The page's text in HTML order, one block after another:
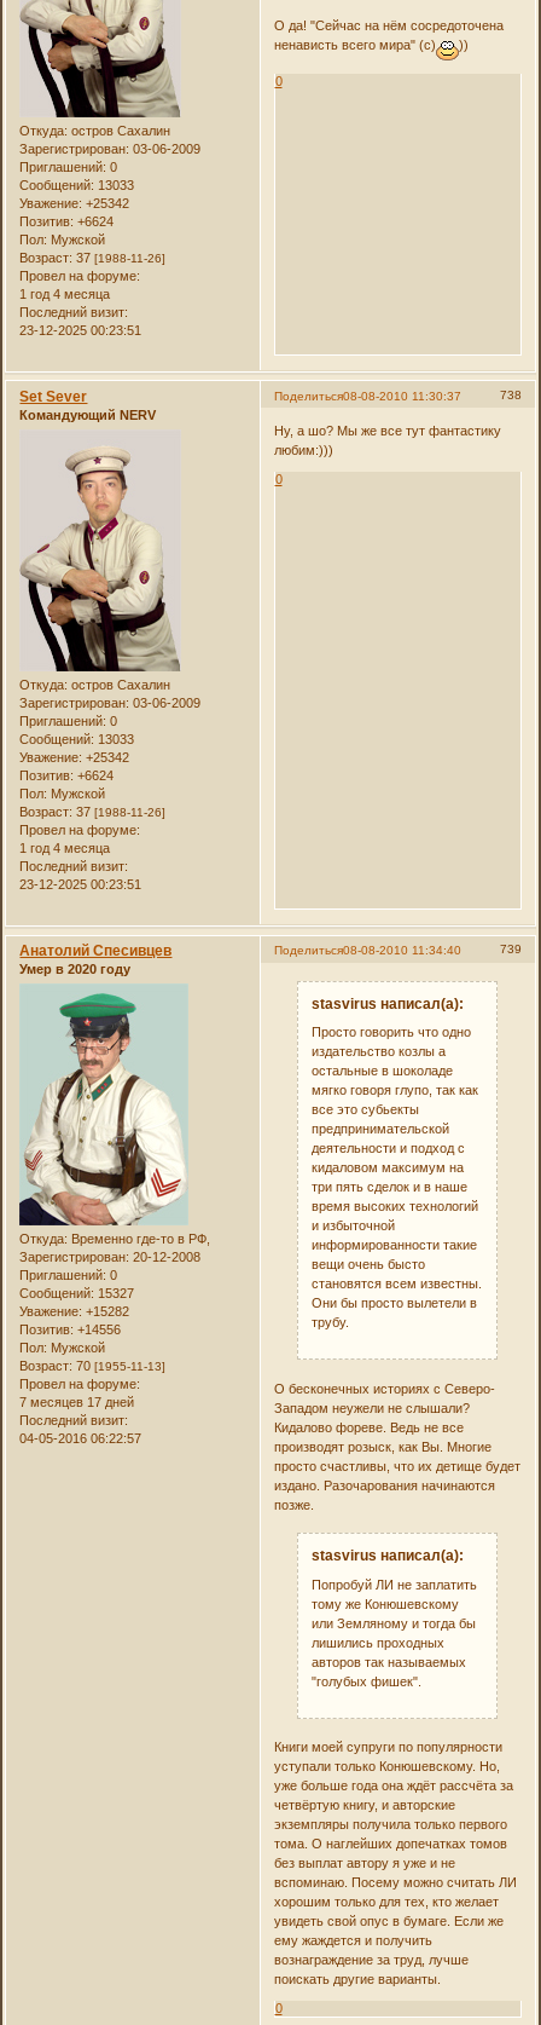
Откуда: остров Сахалин
Зарегистрирован: 03-06-2009
Приглашений: 0
Сообщений: 13033
Уважение: +25342
Позитив: +6624
Пол: Мужской
Возраст: 37[1988-11-26]
Провел на форуме:
1 год 4 месяца
Последний визит:
23-12-2025 00:23:51
О да! "Сейчас на нём сосредоточена
ненависть всего мира" (с)
))
0
Поделиться 738
08-08-2010 11:30:37
Set Sever
Командующий NERV
Откуда: остров Сахалин
Зарегистрирован: 03-06-2009
Приглашений: 0
Сообщений: 13033
Уважение: +25342
Позитив: +6624
Пол: Мужской
Возраст: 37[1988-11-26]
Провел на форуме:
1 год 4 месяца
Последний визит:
23-12-2025 00:23:51
Ну, а шо? Мы же все тут фантастику
любим:)))
0
Поделиться 739
08-08-2010 11:34:40
Анатолий Спесивцев
Умер в 2020 году
Откуда: Временно где-то в РФ,
Зарегистрирован: 20-12-2008
Приглашений: 0
Сообщений: 15327
Уважение: +15282
Позитив: +14556
Пол: Мужской
Возраст: 70[1955-11-13]
Провел на форуме:
7 месяцев 17 дней
Последний визит:
04-05-2016 06:22:57
stasvirus написал(а):
Просто говорить что одно
издательство козлы а
остальные в шоколаде
мягко говоря глупо, так как
все это субьекты
предпринимательской
деятельности и подход с
кидаловом максимум на
три пять сделок и в наше
время высоких технологий
и избыточной
информированности такие
вещи очень бысто
становятся всем известны.
Они бы просто вылетели в
трубу.
О бесконечных историях с Северо-
Западом неужели не слышали?
Кидалово фореве. Ведь не все
производят розыск, как Вы. Многие
просто счастливы, что их детище будет
издано. Разочарования начинаются
позже.
stasvirus написал(а):
Попробуй ЛИ не заплатить
тому же Конюшевскому
или Земляному и тогда бы
лишились проходных
авторов так называемых
"голубых фишек".
Книги моей супруги по популярности
уступали только Конюшевскому. Но,
уже больше года она ждёт рассчёта за
четвёртую книгу, и авторские
экземпляры получила только первого
тома. О наглейших допечатках томов
без выплат автору я уже и не
вспоминаю. Посему можно считать ЛИ
хорошим только для тех, кто желает
увидеть свой опус в бумаге. Если же
ему жаждется и получить
вознаграждение за труд, лучше
поискать другие варианты.
0